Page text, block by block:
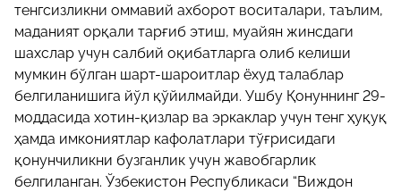
тенгсизликни оммавий ахборот воситалари, таълим,
маданият орқали тарғиб этиш, муайян жинсдаги
шахслар учун салбий оқибатларга олиб келиши
мумкин бўлган шарт-шароитлар ёхуд талаблар
белгиланишига йўл қўйилмайди. Ушбу Қонуннинг 29-
моддасида хотин-қизлар ва эркаклар учун тенг ҳуқуқ
ҳамда имкониятлар кафолатлари тўғрисидаги
қонунчиликни бузганлик учун жавобгарлик
белгиланган. Ўзбекистон Республикаси “Виждон